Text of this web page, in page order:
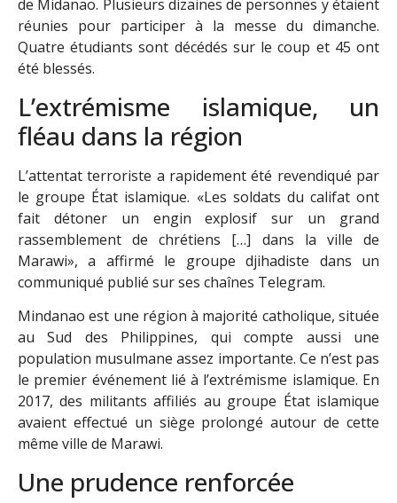
de Midanao. Plusieurs dizaines de personnes y étaient
réunies pour participer à la messe du dimanche.
Quatre étudiants sont décédés sur le coup et 45 ont
été blessés.
L’extrémisme islamique, un
fléau dans la région
L’attentat terroriste a rapidement été revendiqué par
le groupe État islamique. «Les soldats du califat ont
fait détoner un engin explosif sur un grand
rassemblement de chrétiens […] dans la ville de
Marawi», a affirmé le groupe djihadiste dans un
communiqué publié sur ses chaînes Telegram.
Mindanao est une région à majorité catholique, située
au Sud des Philippines, qui compte aussi une
population musulmane assez importante. Ce n’est pas
le premier événement lié à l’extrémisme islamique. En
2017, des militants affiliés au groupe État islamique
avaient effectué un siège prolongé autour de cette
même ville de Marawi.
Une prudence renforcée